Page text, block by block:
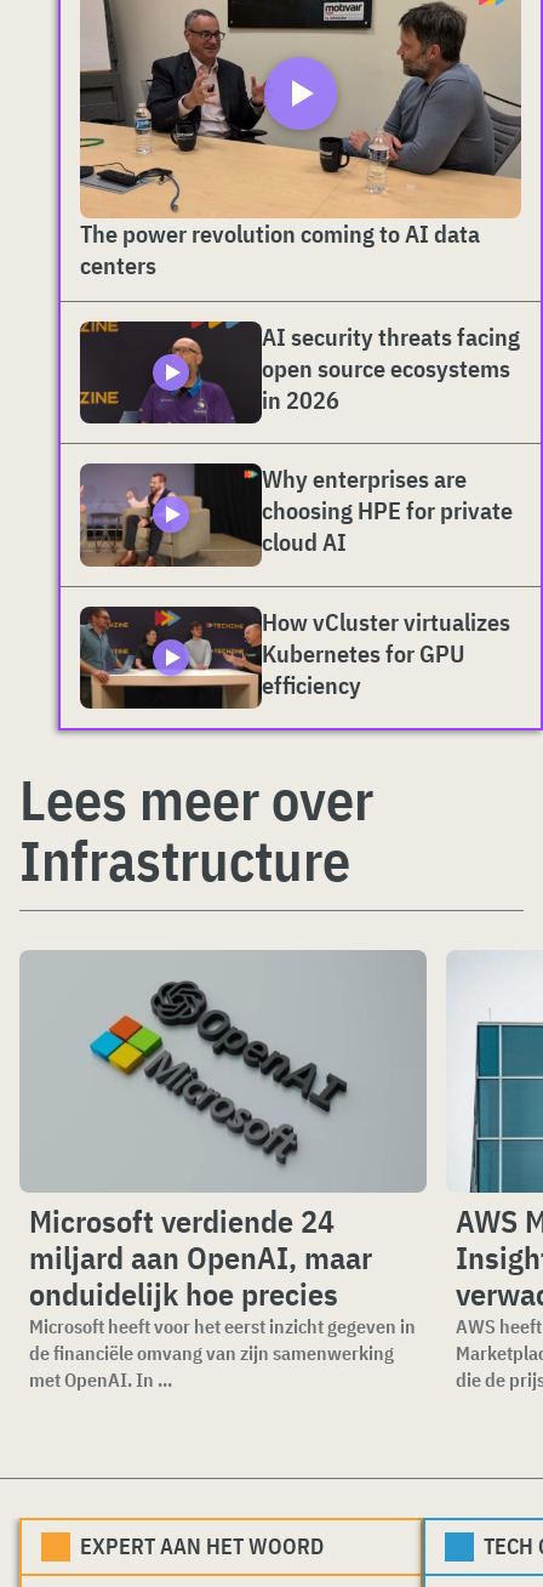
The power revolution coming to AI data
centers
AI security threats facing
open source ecosystems
in 2026
Why enterprises are
choosing HPE for private
cloud AI
How vCluster virtualizes
Kubernetes for GPU
efficiency
Lees meer over
Infrastructure
Microsoft verdiende 24
miljard aan OpenAI, maar
onduidelijk hoe precies
Microsoft heeft voor het eerst inzicht gegeven in
de financiële omvang van zijn samenwerking
met OpenAI. In ...
AWS
AWS
die de
EXPERT AAN HET WOORD TECH